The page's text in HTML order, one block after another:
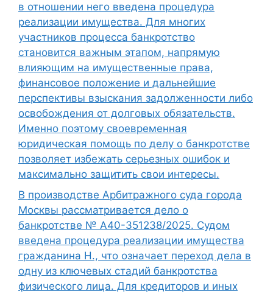
в отношении него введена процедура
реализации имущества. Для многих
участников процесса банкротство
становится важным этапом, напрямую
влияющим на имущественные права,
финансовое положение и дальнейшие
перспективы взыскания задолженности либо
освобождения от долговых обязательств.
Именно поэтому своевременная
юридическая помощь по делу о банкротстве
позволяет избежать серьезных ошибок и
максимально защитить свои интересы.
В производстве Арбитражного суда города
Москвы рассматривается дело о
банкротстве № А40-351238/2025. Судом
введена процедура реализации имущества
гражданина Н., что означает переход дела в
одну из ключевых стадий банкротства
физического лица. Для кредиторов и иных